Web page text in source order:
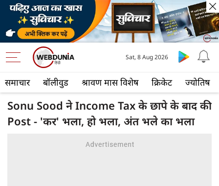
समाचार बॉलीवुड श्रावण मास विशेष क्रिकेट ज्योतिष
Sat, 8 Aug 2026
Sonu Sood ने Income Tax के छापे के बाद की
Post - 'कर' भला, हो भला, अंत भले का भला